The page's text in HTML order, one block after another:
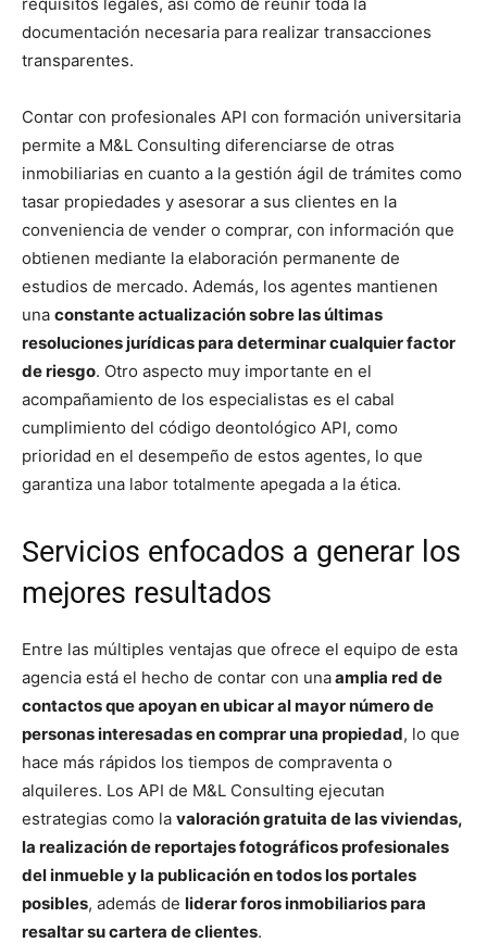
documentación necesaria para realizar transacciones
transparentes.
Contar con profesionales API con formación universitaria
permite a M&L Consulting diferenciarse de otras
inmobiliarias en cuanto a la gestión ágil de trámites como
tasar propiedades y asesorar a sus clientes en la
conveniencia de vender o comprar, con información que
obtienen mediante la elaboración permanente de
estudios de mercado. Además, los agentes mantienen
una constante actualización sobre las últimas
resoluciones jurídicas para determinar cualquier factor
de riesgo. Otro aspecto muy importante en el
acompañamiento de los especialistas es el cabal
cumplimiento del código deontológico API, como
prioridad en el desempeño de estos agentes, lo que
garantiza una labor totalmente apegada a la ética.
Servicios enfocados a generar los
mejores resultados
Entre las múltiples ventajas que ofrece el equipo de esta
agencia está el hecho de contar con unaamplia red de
contactos que apoyan en ubicar al mayor número de
personas interesadas en comprar una propiedad, lo que
hace más rápidos los tiempos de compraventa o
alquileres. Los API de M&L Consulting ejecutan
estrategias como la valoración gratuita de las viviendas,
la realización de reportajes fotográficos profesionales
del inmueble y la publicación en todos los portales
posibles, además de liderar foros inmobiliarios para
resaltar su cartera de clientes.